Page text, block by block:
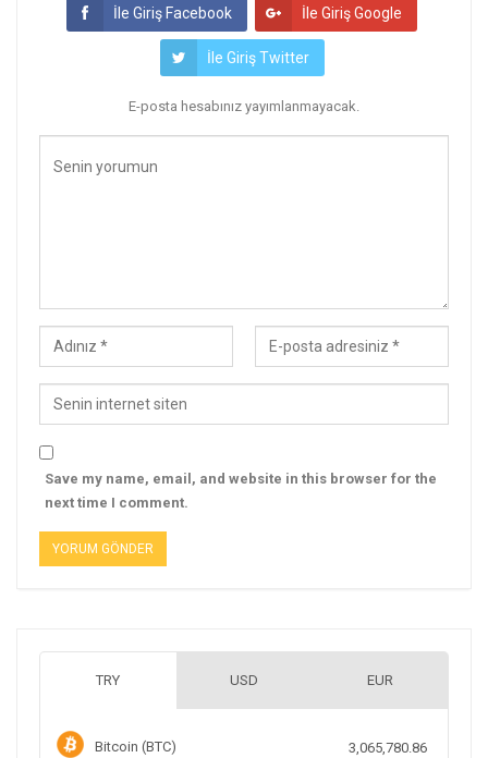
İle Giriş Facebook İle Giriş Google
İle Giriş Twitter
E-posta hesabınız yayımlanmayacak.
Save my name, email, and website in this browser for the
next time I comment.
TRY USD EUR
Bitcoin (BTC) 3,065,780.86